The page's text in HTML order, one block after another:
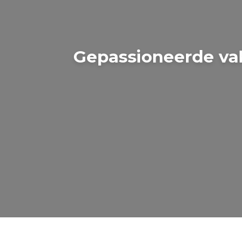
Gepassioneerde